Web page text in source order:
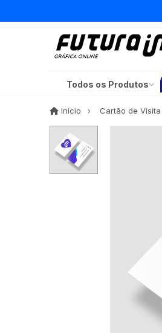
Todos os Produtos
Início InícioCartão de Visita